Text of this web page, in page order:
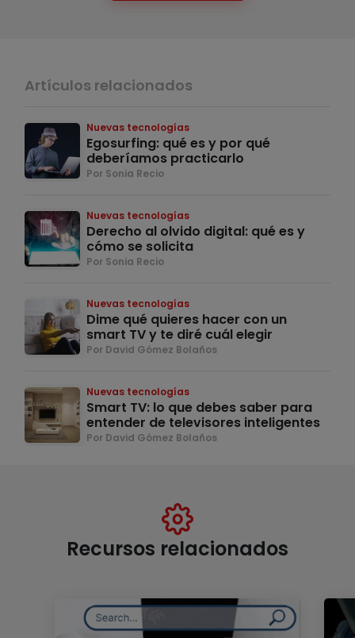
Artículos relacionados
Nuevas tecnologías
Egosurfing: qué es y por qué
deberíamos practicarlo
Por Sonia Recio
Nuevas tecnologías
Derecho al olvido digital: qué es y
cómo se solicita
Por Sonia Recio
Nuevas tecnologías
Dime qué quieres hacer con un
smart TV y te diré cuál elegir
Por David Gómez Bolaños
Nuevas tecnologías
Smart TV: lo que debes saber para
entender de televisores inteligentes
Por David Gómez Bolaños
Recursos relacionados